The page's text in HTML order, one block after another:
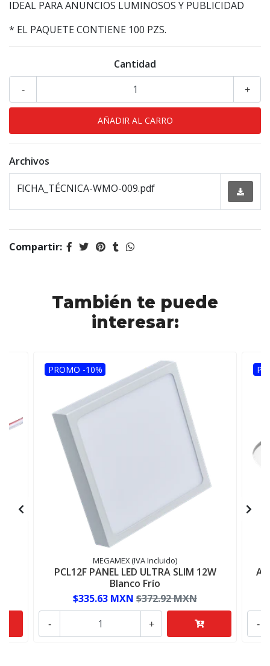
IDEAL PARA ANUNCIOS LUMINOSOS Y PUBLICIDAD
* EL PAQUETE CONTIENE 100 PZS.
Cantidad
+
-
Archivos
FICHA_TÉCNICA-WMO-009.pdf
Compartir:
También te puede
interesar:
PROMO -10%
MEGAMEX (IVA Incluido)
PCL12F PANEL LED ULTRA SLIM 12W
Blanco Frío
$335.63 MXN $372.92 MXN
+
- -